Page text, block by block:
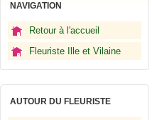
NAVIGATION
Retour à l'accueil
Fleuriste Ille et Vilaine
AUTOUR DU FLEURISTE